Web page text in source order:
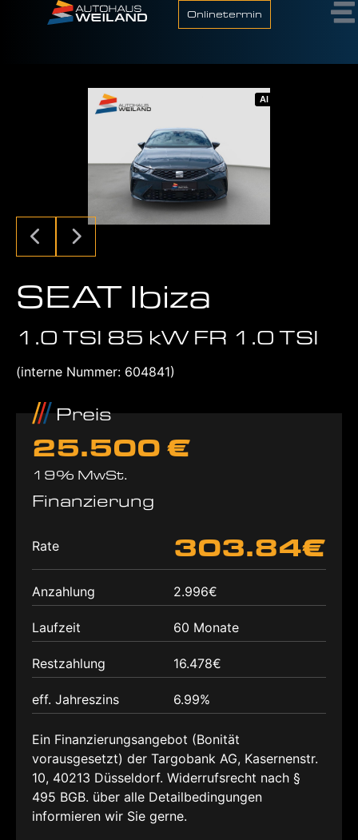
Onlinetermin
AI
SEAT Ibiza
1.0 TSI 85 kW FR 1.0 TSI
(interne Nummer: 604841)
Preis
25.500 €
19% MwSt.
Finanzierung
Rate 303.84€
Anzahlung 2.996€
Laufzeit 60 Monate
Restzahlung 16.478€
eff. Jahreszins 6.99%
Ein Finanzierungsangebot (Bonität
vorausgesetzt) der Targobank AG, Kasernenstr.
10, 40213 Düsseldorf. Widerrufsrecht nach §
495 BGB. über alle Detailbedingungen
informieren wir Sie gerne.